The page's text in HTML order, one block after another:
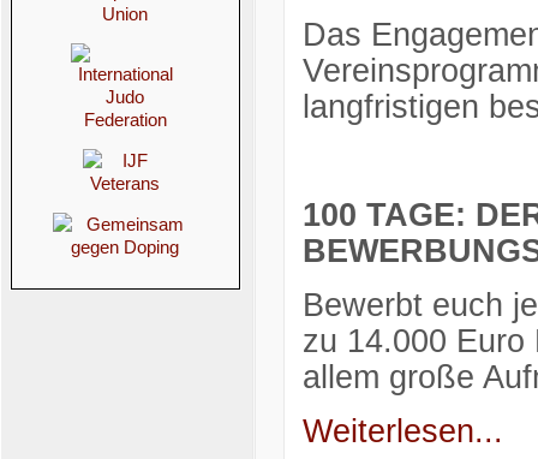
Das
langfristigen
100 TAGE:
Bewerbt euch
zu 14.000 Euro
allem große
Weiterlesen...